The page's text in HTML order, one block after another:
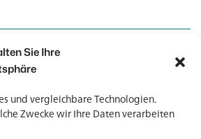
Sie Ihre
und vergleichbare Technologien.
Zwecke wir Ihre Daten verarbeiten
Kontakt
Kontakt
Newsletter
Newsletter